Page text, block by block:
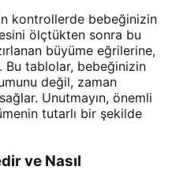
kontrollerde bebeğinizin
ölçtükten sonra bu
büyüme eğrilerine,
Bu tablolar, bebeğinizin
değil, zaman
Unutmayın, önemli
tutarlı bir şekilde
ve Nasıl